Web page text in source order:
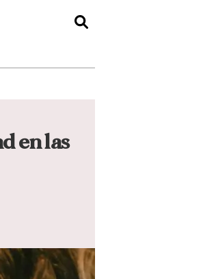
en las